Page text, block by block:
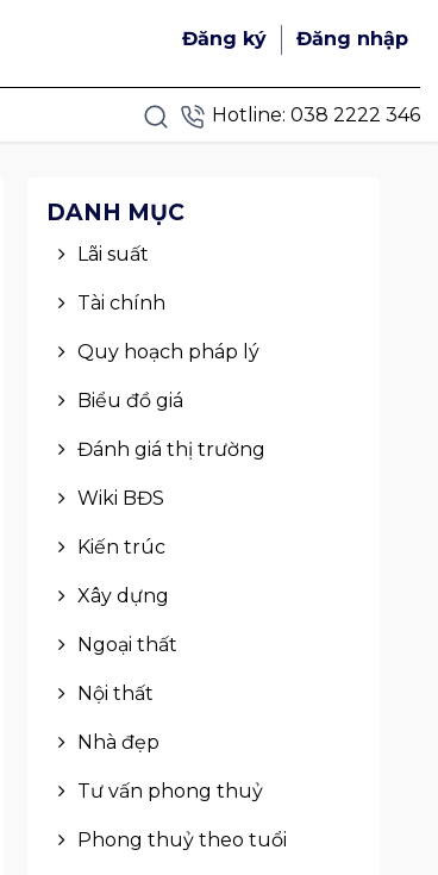
Đăng ký Đăng nhập
Hotline: 038 2222 346
DANH MỤC
Lãi suất
Tài chính
Quy hoạch pháp lý
Biểu đồ giá
Đánh giá thị trường
Wiki BĐS
Kiến trúc
Xây dựng
Ngoại thất
Nội thất
Nhà đẹp
Tư vấn phong thuỷ
Phong thuỷ theo tuổi